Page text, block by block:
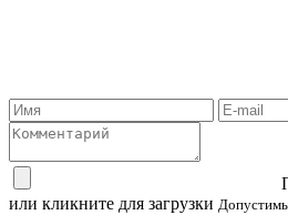
или кликните для загрузки